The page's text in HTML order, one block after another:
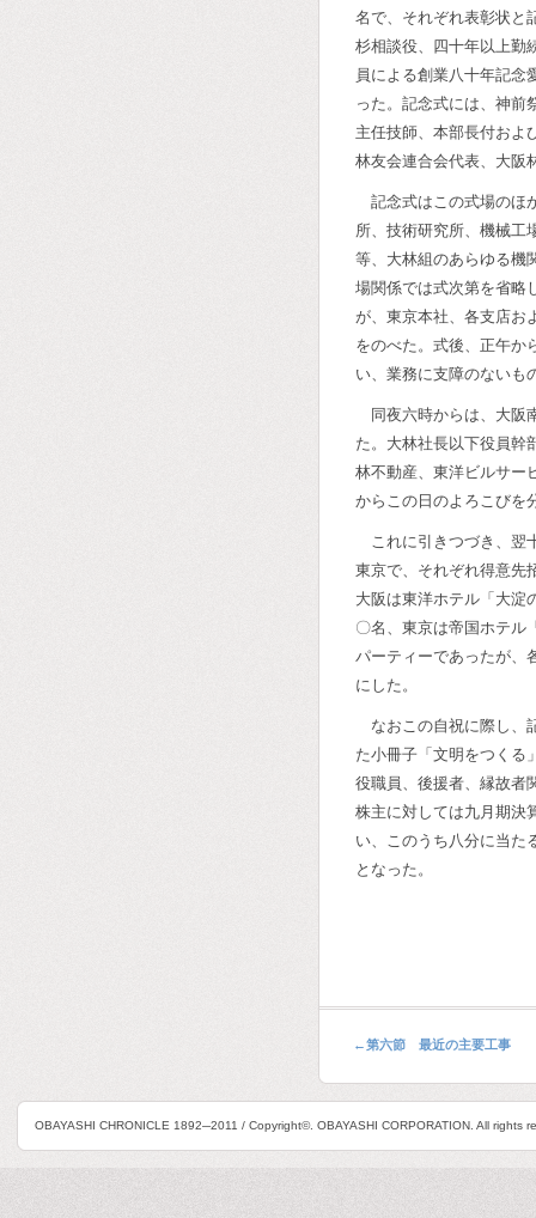
名で、それぞれ表彰状と
杉相談役、四十年以上勤
員による創業八十年記念
った。記念式には、神前
主任技師、本部長付およ
林友会連合会代表、大阪
記念式はこの式場のほ
所、技術研究所、機械工
等、大林組のあらゆる機
場関係では式次第を省略
が、東京本社、各支店お
をのべた。式後、正午か
い、業務に支障のないも
同夜六時からは、大阪
た。大林社長以下役員幹
林不動産、東洋ビルサー
からこの日のよろこびを
これに引きつづき、翌
東京で、それぞれ得意先
大阪は東洋ホテル「大淀
〇名、東京は帝国ホテル
パーティーであったが、
にした。
なおこの自祝に際し、
た小冊子「文明をつくる
役職員、後援者、縁故者
株主に対しては九月期決
い、このうち八分に当た
となった。
←第六節 最近の主要工事
OBAYASHI CHRONICLE 1892─2011 / Copyright©. OBAYASHI CORPORATION. All rights